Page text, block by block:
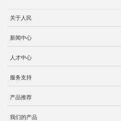
关于人民
新闻中心
人才中心
服务支持
产品推荐
我们的产品